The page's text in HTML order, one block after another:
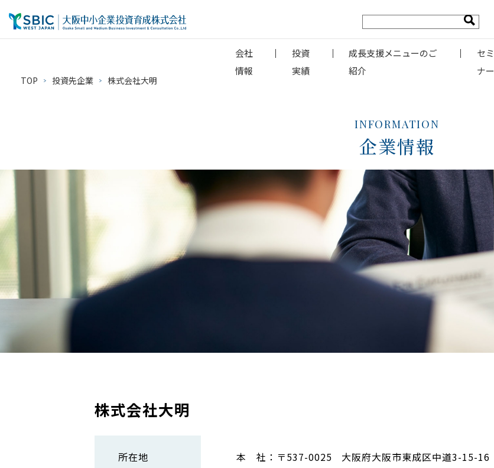
会社
情報
投資
実績
成長支援メニューのご
紹介
セミ
ナー
TOP 投資先企業 株式会社大明
INFORMATION
企業情報
株式会社大明
所在地
本 社：〒537-0025 大阪府大阪市東成区中道3-15-16